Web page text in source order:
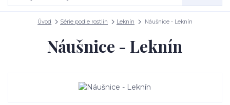
Úvod Série podle rostlin Leknín Náušnice - Leknín
Náušnice - Leknín